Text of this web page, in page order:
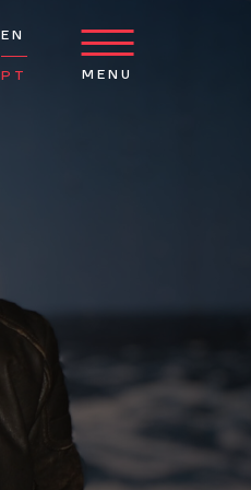
EN
PT MENU